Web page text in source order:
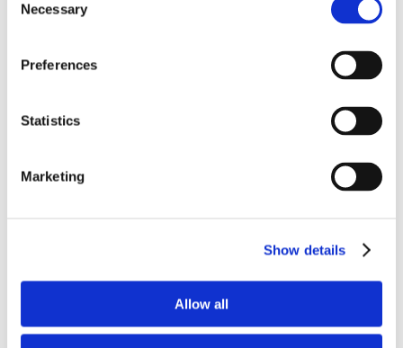
Selection
Necessary
Preferences
Statistics
Marketing
Show details
Allow all
Adapter passend voor DeLaval melkemmer